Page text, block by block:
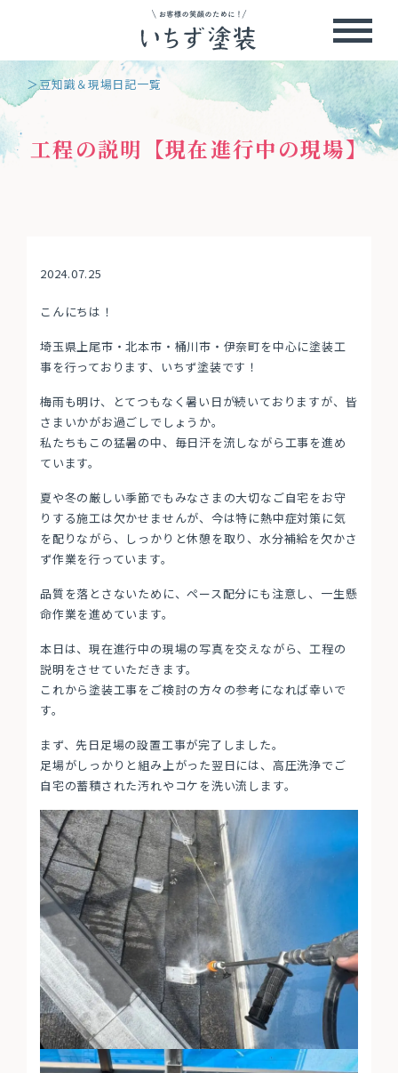
＞豆知識＆現場日記一覧
工程の説明【現在進行中の現場】
2024.07.25
こんにちは！
埼玉県上尾市・北本市・桶川市・伊奈町を中心に塗装工
事を行っております、いちず塗装です！
梅雨も明け、とてつもなく暑い日が続いておりますが、皆
さまいかがお過ごしでしょうか。
私たちもこの猛暑の中、毎日汗を流しながら工事を進め
ています。
夏や冬の厳しい季節でもみなさまの大切なご自宅をお守
りする施工は欠かせませんが、今は特に熱中症対策に気
を配りながら、しっかりと休憩を取り、水分補給を欠かさ
ず作業を行っています。
品質を落とさないために、ペース配分にも注意し、一生懸
命作業を進めています。
本日は、現在進行中の現場の写真を交えながら、工程の
説明をさせていただきます。
これから塗装工事をご検討の方々の参考になれば幸いで
す。
まず、先日足場の設置工事が完了しました。
足場がしっかりと組み上がった翌日には、高圧洗浄でご
自宅の蓄積された汚れやコケを洗い流します。